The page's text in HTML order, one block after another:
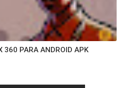
360 PARA ANDROID APK